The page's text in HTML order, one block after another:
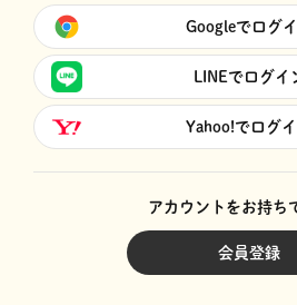
Googleでログ
LINEでログイ
Yahoo!でログ
アカウントをお持ち
会員登録